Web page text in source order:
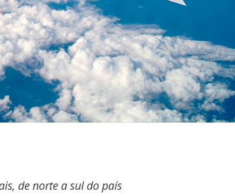
de norte a sul do país